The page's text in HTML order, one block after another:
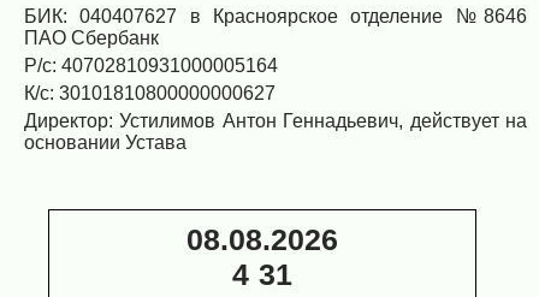
БИК: 040407627 в Красноярское отделение №8646
ПАО Сбербанк
Р/с: 40702810931000005164
К/с: 30101810800000000627
Директор: Устилимов Антон Геннадьевич, действует на
основании Устава
08.08.2026
4: 31